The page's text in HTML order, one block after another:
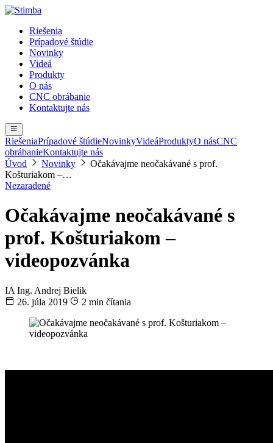
Riešenia
Prípadové štúdie
Novinky
Videá
Produkty
O nás
CNC obrábanie
Kontaktujte nás
RiešeniaPrípadové štúdieNovinkyVideáProduktyO násCNC
obrábanieKontaktujte nás
Úvod
Novinky
Očakávajme neočakávané s prof.
Košturiakom –…
Nezaradené
Očakávajme neočakávané s
prof. Košturiakom –
videopozvánka
IA Ing. Andrej Bielik
26. júla 2019
2 min čítania